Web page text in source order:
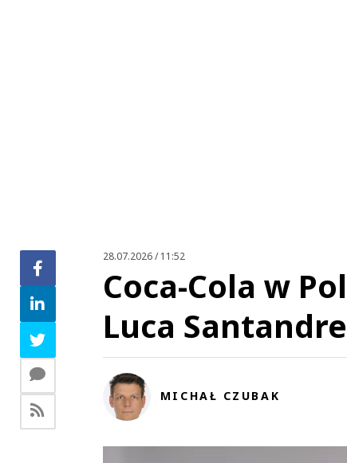
28.07.2026 / 11:52
Coca-Cola w
Luca
MICHAŁ CZUBAK